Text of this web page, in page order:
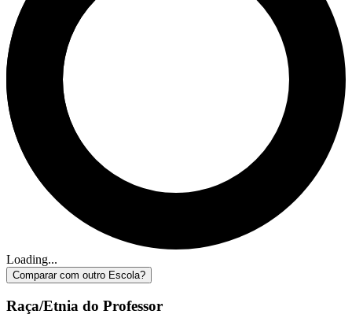
Loading...
Comparar com outro Escola?
Raça/Etnia do Professor